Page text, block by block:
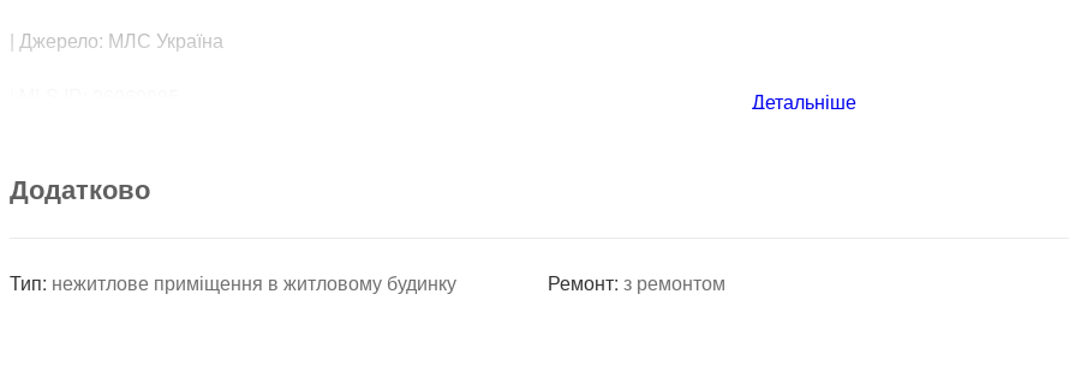
| Джерело: МЛС Україна
Детальніше
Додатково
Тип: нежитлове приміщення в житловому будинку Ремонт: з ремонтом